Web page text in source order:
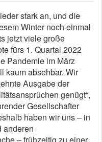
stark an, und die
Winter noch einmal
jetzt viele große
fürs 1. Quartal 2022
Pandemie im März
kaum absehbar. Wir
Ausgabe der
genügt“,
Gesellschafter
haben wir uns – in
anderen